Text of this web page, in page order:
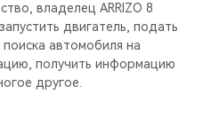
владелец ARRIZO 8
двигатель, подать
автомобиля на
получить информацию
другое.